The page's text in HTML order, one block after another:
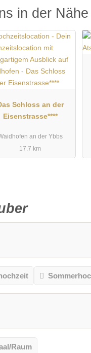
in der Nähe
Schloss an der
Eisenstrasse****
an der Ybbs
17.7 km
Raum